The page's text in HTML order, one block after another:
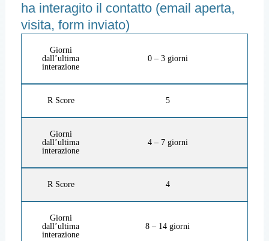
ha interagito il contatto (email aperta,
visita, form inviato)
Giorni
dall’ultima
interazione
0 – 3 giorni
R Score 5
Giorni
dall’ultima
interazione
4 – 7 giorni
R Score 4
Giorni
dall’ultima
interazione
8 – 14 giorni